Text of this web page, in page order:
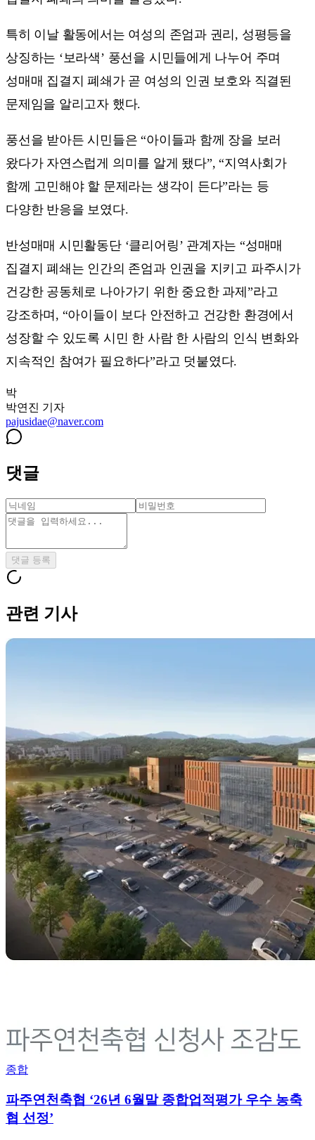
특히 이날 활동에서는 여성의 존엄과 권리, 성평등을
상징하는 ‘보라색’ 풍선을 시민들에게 나누어 주며
성매매 집결지 폐쇄가 곧 여성의 인권 보호와 직결된
문제임을 알리고자 했다.
풍선을 받아든 시민들은 “아이들과 함께 장을 보러
왔다가 자연스럽게 의미를 알게 됐다”, “지역사회가
함께 고민해야 할 문제라는 생각이 든다”라는 등
다양한 반응을 보였다.
반성매매 시민활동단 ‘클리어링’ 관계자는 “성매매
집결지 폐쇄는 인간의 존엄과 인권을 지키고 파주시가
건강한 공동체로 나아가기 위한 중요한 과제”라고
강조하며, “아이들이 보다 안전하고 건강한 환경에서
성장할 수 있도록 시민 한 사람 한 사람의 인식 변화와
지속적인 참여가 필요하다”라고 덧붙였다.
박
박연진 기자
pajusidae@naver.com
댓글
댓글 등록
관련 기사
종합
파주연천축협 ‘26년 6월말 종합업적평가 우수 농축
협 선정’